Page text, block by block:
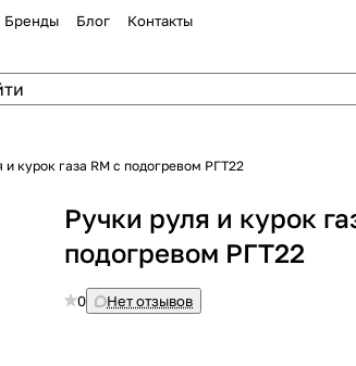
Бренды Блог Контакты
и курок газа RM с подогревом РГТ22
Ручки руля и курок
подогревом РГТ22
0 Нет отзывов